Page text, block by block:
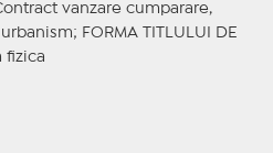
vanzare cumparare,
FORMA TITLULUI DE
fizica